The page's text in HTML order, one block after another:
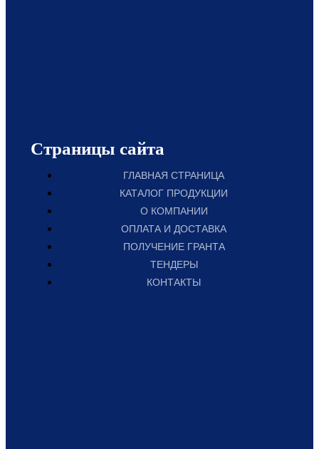
Страницы сайта
ГЛАВНАЯ СТРАНИЦА
КАТАЛОГ ПРОДУКЦИИ
О КОМПАНИИ
ОПЛАТА И ДОСТАВКА
ПОЛУЧЕНИЕ ГРАНТА
ТЕНДЕРЫ
КОНТАКТЫ